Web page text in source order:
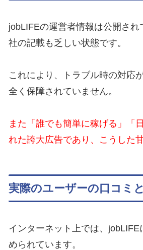
jobLIFEの運営者情報は公開さ
社の記載も乏しい状態です。
これにより、トラブル時の対応
全く保障されていません。
また「誰でも簡単に稼げる」「
れた誇大広告であり、こうした
実際のユーザーの口コミ
インターネット上では、
められています。